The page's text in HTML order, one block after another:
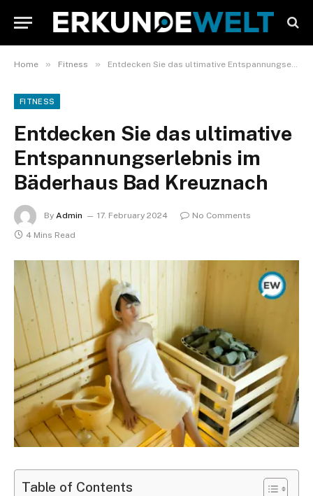
Home » Fitness » Entdecken Sie das ultimative Entspannungserlebnis im Bäderhaus Bad Kreuznach
FITNESS
Entdecken Sie das ultimative
Entspannungserlebnis im
Bäderhaus Bad Kreuznach
By Admin 17. February 2024
No Comments
4 Mins Read
Table of Contents